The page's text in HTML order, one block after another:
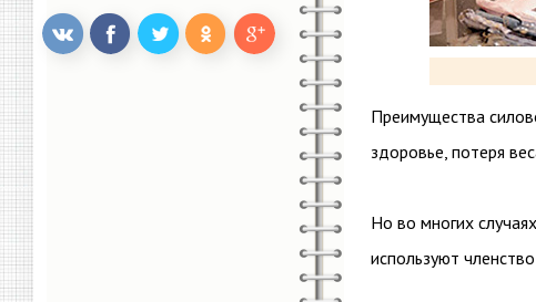
Преимущества
здоровье, потеря
Но во многих
используют